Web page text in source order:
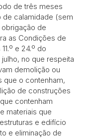
de três meses
de calamidade (sem
de
as Condições de
e 24.º do
no que respeita
demolição ou
que o contenham,
de construções
contenham
materiais que
e edifício
e eliminação de